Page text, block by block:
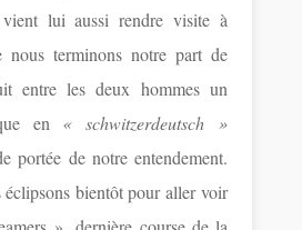
lui aussi rendre visite à
nous terminons notre part de
entre les deux hommes un
en « schwitzerdeutsch »
portée de notre entendement.
bientôt pour aller voir